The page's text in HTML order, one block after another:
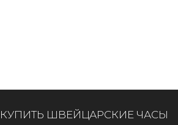
КУПИТЬ ШВЕЙЦАРСКИЕ ЧАСЫ